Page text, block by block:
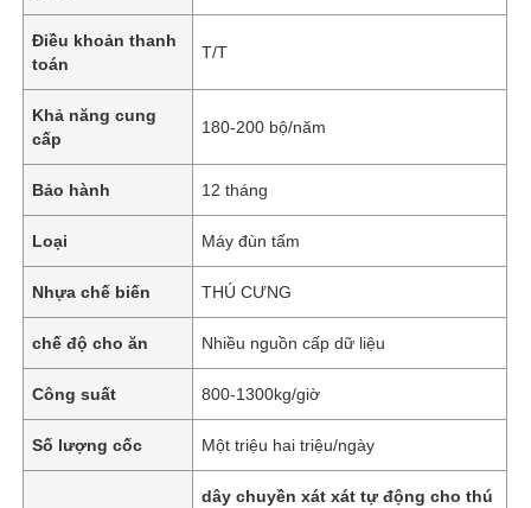
Điều khoản thanh
toán
T/T
Khả năng cung
cấp
180-200 bộ/năm
Bảo hành 12 tháng
Loại Máy đùn tấm
Nhựa chế biến THÚ CƯNG
chế độ cho ăn Nhiều nguồn cấp dữ liệu
Công suất 800-1300kg/giờ
Số lượng cốc Một triệu hai triệu/ngày
dây chuyền xát xát tự động cho thú